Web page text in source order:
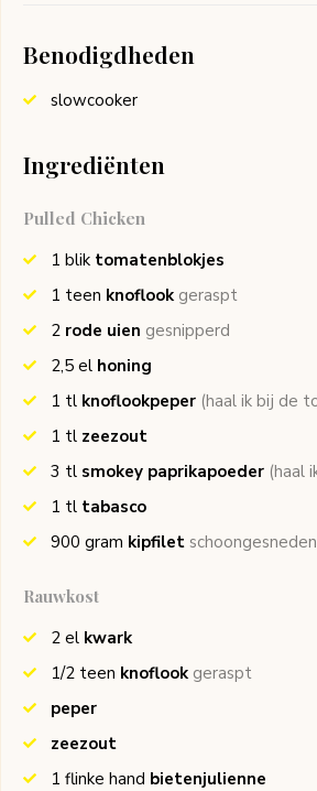
Benodigdheden
slowcooker
Ingrediënten
Pulled Chicken
1 blik tomatenblokjes
1 teen knoflook geraspt
2 rode uien gesnipperd
2,5 el honing
1 tl knoflookpeper (haal ik bij de
1 tl zeezout
3 tl smokey paprikapoeder (haal
1 tl tabasco
900 gram kipfilet schoongesneden
Rauwkost
2 el kwark
1/2 teen knoflook geraspt
peper
zeezout
1 flinke hand bietenjulienne